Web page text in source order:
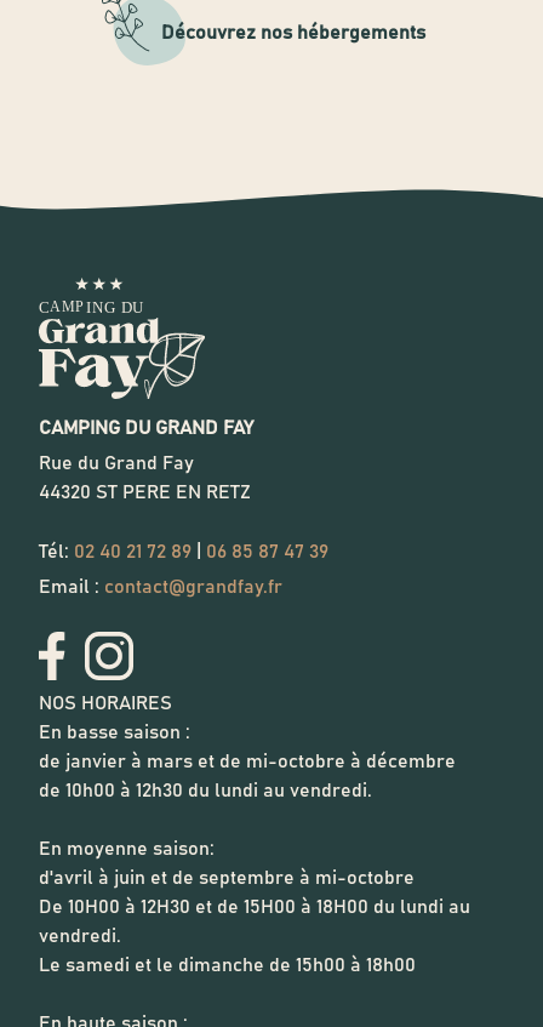
Découvrez nos hébergements
CAMPING DU GRAND FAY
Rue du Grand Fay
44320 ST PERE EN RETZ
Tél: 02 40 21 72 89
06 85 87 47 39
Email : contact@grandfay.fr
NOS HORAIRES
En basse saison :
de janvier à mars et de mi-octobre à décembre
de 10h00 à 12h30 du lundi au vendredi.
En moyenne saison:
d'avril à juin et de septembre à mi-octobre
De 10H00 à 12H30 et de 15H00 à 18H00 du lundi au
vendredi.
Le samedi et le dimanche de 15h00 à 18h00
En haute saison :